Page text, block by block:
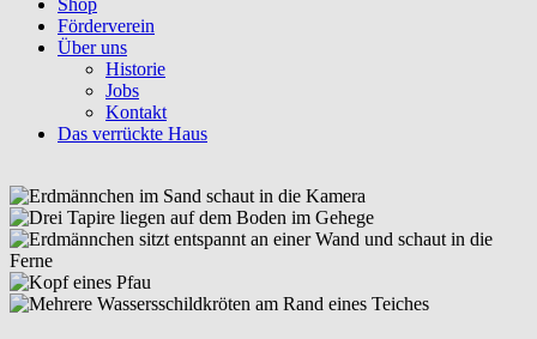
Shop
Förderverein
Über uns
Historie
Jobs
Kontakt
Das verrückte Haus